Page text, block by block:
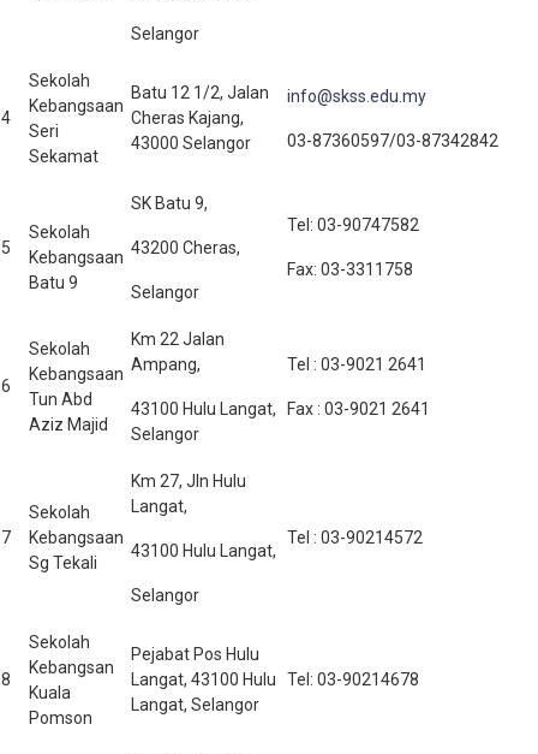
Selangor
4
Sekolah
Kebangsaan
Seri
Sekamat
Batu 12 1/2, Jalan
Cheras Kajang,
43000 Selangor
info@skss.edu.my
03-87360597/03-87342842
5
Sekolah
Kebangsaan
Batu 9
SK Batu 9,
43200 Cheras,
Selangor
Tel: 03-90747582
Fax: 03-3311758
6
Sekolah
Kebangsaan
Tun Abd
Aziz Majid
Km 22 Jalan
Ampang,
43100 Hulu Langat,
Selangor
Tel : 03-9021 2641
Fax : 03-9021 2641
7
Sekolah
Kebangsaan
Sg Tekali
Km 27, Jln Hulu
Langat,
43100 Hulu Langat,
Selangor
Tel : 03-90214572
8
Sekolah
Kebangsan
Kuala
Pomson
Pejabat Pos Hulu
Langat, 43100 Hulu
Langat, Selangor
Tel: 03-90214678